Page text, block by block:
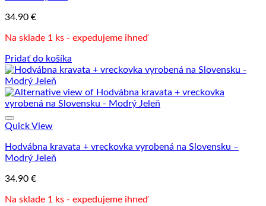
34.90 €
Na sklade 1 ks - expedujeme ihneď
Pridať do košíka
Quick View
Hodvábna kravata + vreckovka vyrobená na Slovensku –
Modrý Jeleň
34.90 €
Na sklade 1 ks - expedujeme ihneď